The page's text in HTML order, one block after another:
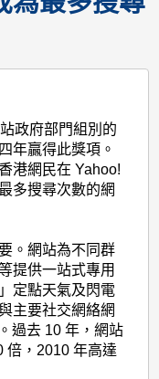
政府部門組別的
年贏得此獎項。
港網民在 Yahoo!
多搜尋次數的網
。網站為不同群
提供一站式專用
定點天氣及閃電
主要社交網絡網
過去 10 年，網站
倍，2010 年高達